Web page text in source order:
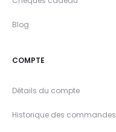
Blog
COMPTE
Détails du compte
Historique des commandes